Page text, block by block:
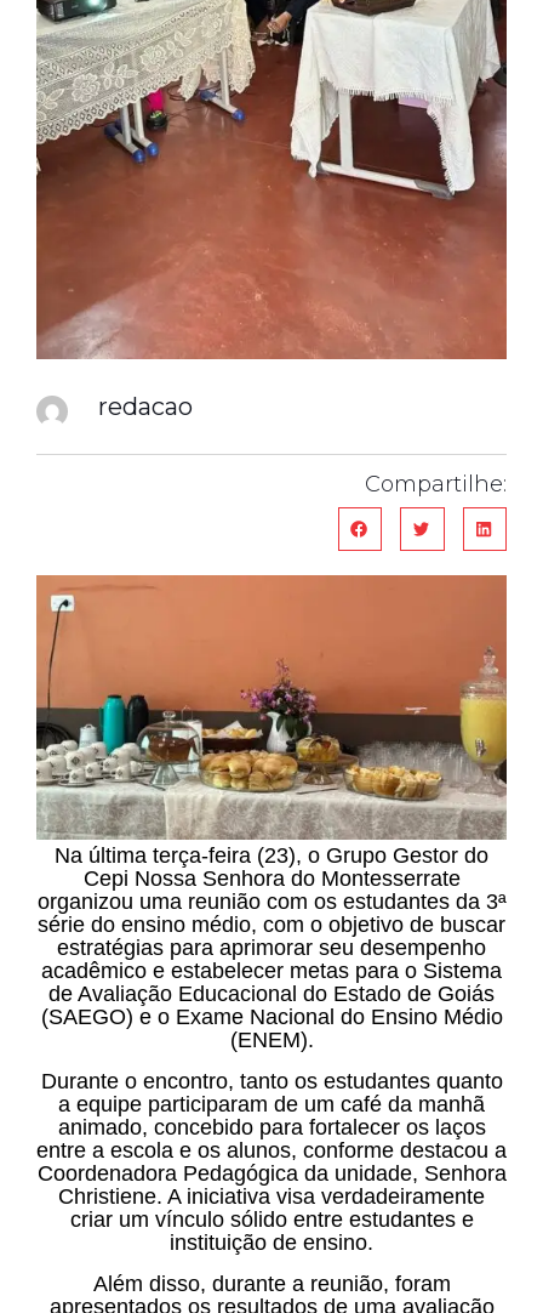
redacao
Compartilhe:
Na última terça-feira (23), o Grupo Gestor do
Cepi Nossa Senhora do Montesserrate
organizou uma reunião com os estudantes da 3ª
série do ensino médio, com o objetivo de buscar
estratégias para aprimorar seu desempenho
acadêmico e estabelecer metas para o Sistema
de Avaliação Educacional do Estado de Goiás
(SAEGO) e o Exame Nacional do Ensino Médio
(ENEM).
Durante o encontro, tanto os estudantes quanto
a equipe participaram de um café da manhã
animado, concebido para fortalecer os laços
entre a escola e os alunos, conforme destacou a
Coordenadora Pedagógica da unidade, Senhora
Christiene. A iniciativa visa verdadeiramente
criar um vínculo sólido entre estudantes e
instituição de ensino.
Além disso, durante a reunião, foram
apresentados os resultados de uma avaliação